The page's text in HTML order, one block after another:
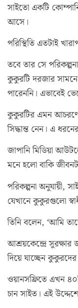
সাইতো একটি
আসে।
পরিস্থিতি এতটাই
তবে তার সে
কুকুরটি দরজার
পারেননি। এভাবেই
কুকুরটির এমন আচরণে
সিদ্ধান্ত নেন। এ
জাপানি মিডিয়া
মনে হলো বাকি
পরিকল্পনা অনুযায়ী,
যেখানে কুকুরগুলো
তিনি বলেন, ‘আমি
আশ্রয়কেন্দ্রে
দিয়ে যাচ্ছেন
ওয়ানসফ্রিতে এখন
চান সাইত। এই